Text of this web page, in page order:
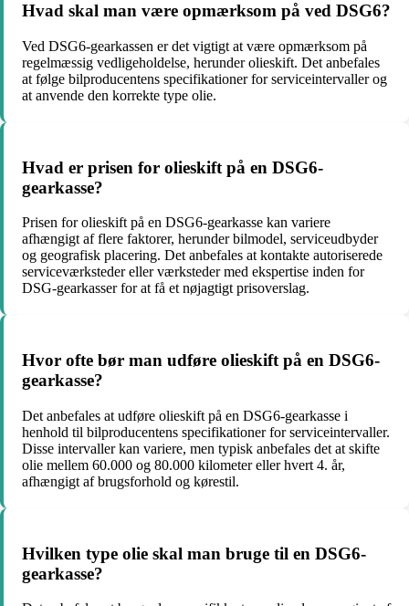
Hvad skal man være opmærksom på ved DSG6?
Ved DSG6-gearkassen er det vigtigt at være opmærksom på
regelmæssig vedligeholdelse, herunder olieskift. Det anbefales
at følge bilproducentens specifikationer for serviceintervaller og
at anvende den korrekte type olie.
Hvad er prisen for olieskift på en DSG6-
gearkasse?
Prisen for olieskift på en DSG6-gearkasse kan variere
afhængigt af flere faktorer, herunder bilmodel, serviceudbyder
og geografisk placering. Det anbefales at kontakte autoriserede
serviceværksteder eller værksteder med ekspertise inden for
DSG-gearkasser for at få et nøjagtigt prisoverslag.
Hvor ofte bør man udføre olieskift på en DSG6-
gearkasse?
Det anbefales at udføre olieskift på en DSG6-gearkasse i
henhold til bilproducentens specifikationer for serviceintervaller.
Disse intervaller kan variere, men typisk anbefales det at skifte
olie mellem 60.000 og 80.000 kilometer eller hvert 4. år,
afhængigt af brugsforhold og kørestil.
Hvilken type olie skal man bruge til en DSG6-
gearkasse?